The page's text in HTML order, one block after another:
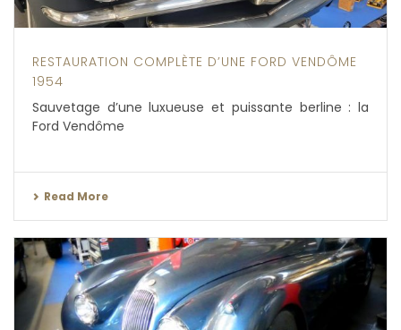
RESTAURATION COMPLÈTE D’UNE FORD VENDÔME
1954
Sauvetage d’une luxueuse et puissante berline : la
Ford Vendôme
Read More